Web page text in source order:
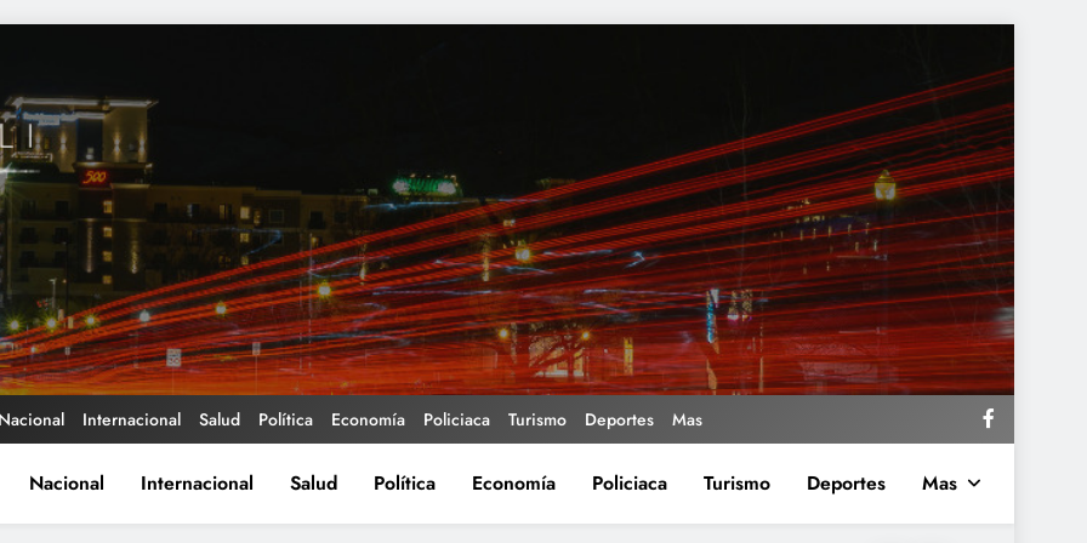
Nacional Internacional Salud Política Economía Policiaca Turismo Deportes Mas
Nacional Internacional Salud Política Economía Policiaca Turismo Deportes Mas